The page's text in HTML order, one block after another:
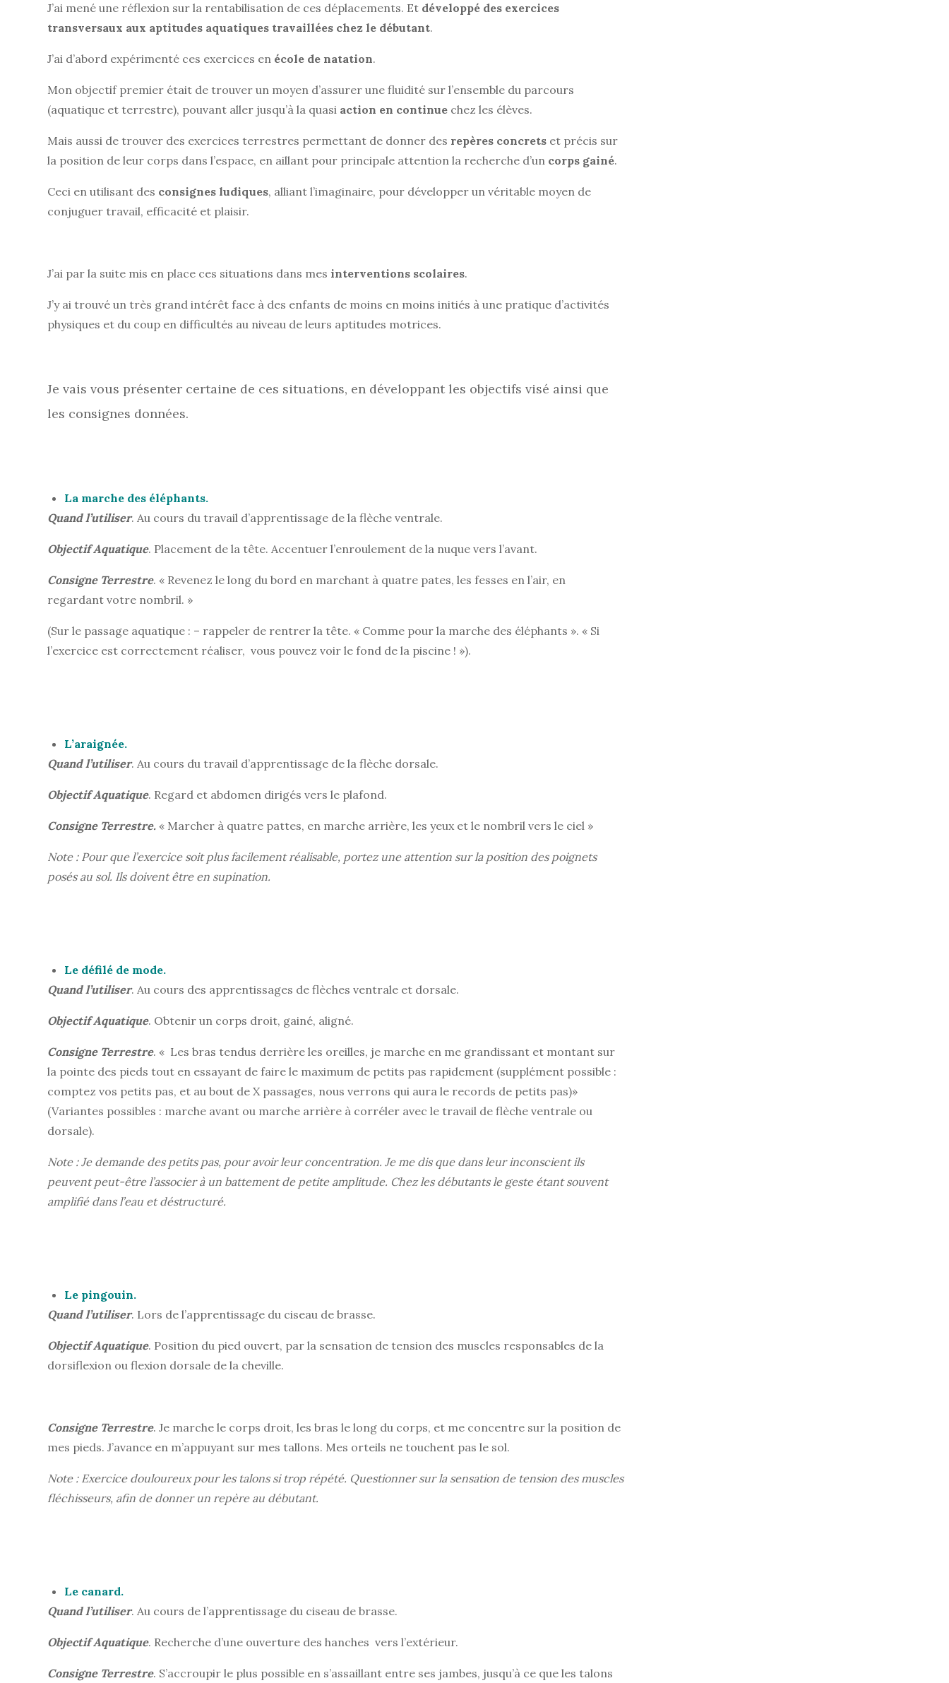
J’ai mené une réflexion sur la rentabilisation de ces déplacements. Et développé des exercices
transversaux aux aptitudes aquatiques travaillées chez le débutant.
J’ai d’abord expérimenté ces exercices en école de natation.
Mon objectif premier était de trouver un moyen d’assurer une fluidité sur l’ensemble du parcours
(aquatique et terrestre), pouvant aller jusqu’à la quasi action en continue chez les élèves.
Mais aussi de trouver des exercices terrestres permettant de donner des repères concrets et précis sur
la position de leur corps dans l’espace, en aillant pour principale attention la recherche d’un corps gainé.
Ceci en utilisant des consignes ludiques, alliant l’imaginaire, pour développer un véritable moyen de
conjuguer travail, efficacité et plaisir.
J’ai par la suite mis en place ces situations dans mes interventions scolaires.
J’y ai trouvé un très grand intérêt face à des enfants de moins en moins initiés à une pratique d’activités
physiques et du coup en difficultés au niveau de leurs aptitudes motrices.
Je vais vous présenter certaine de ces situations, en développant les objectifs visé ainsi que
les consignes données.
La marche des éléphants.
Quand l’utiliser. Au cours du travail d’apprentissage de la flèche ventrale.
Objectif Aquatique. Placement de la tête. Accentuer l’enroulement de la nuque vers l’avant.
Consigne Terrestre. « Revenez le long du bord en marchant à quatre pates, les fesses en l’air, en
regardant votre nombril. »
(Sur le passage aquatique : – rappeler de rentrer la tête. « Comme pour la marche des éléphants ». « Si
l’exercice est correctement réaliser, vous pouvez voir le fond de la piscine ! »).
L’araignée.
Quand l’utiliser. Au cours du travail d’apprentissage de la flèche dorsale.
Objectif Aquatique. Regard et abdomen dirigés vers le plafond.
Consigne Terrestre.« Marcher à quatre pattes, en marche arrière, les yeux et le nombril vers le ciel »
Note : Pour que l’exercice soit plus facilement réalisable, portez une attention sur la position des poignets
posés au sol. Ils doivent être en supination.
Le défilé de mode.
Quand l’utiliser. Au cours des apprentissages de flèches ventrale et dorsale.
Objectif Aquatique. Obtenir un corps droit, gainé, aligné.
Consigne Terrestre. « Les bras tendus derrière les oreilles, je marche en me grandissant et montant sur
la pointe des pieds tout en essayant de faire le maximum de petits pas rapidement (supplément possible :
comptez vos petits pas, et au bout de X passages, nous verrons qui aura le records de petits pas)»
(Variantes possibles : marche avant ou marche arrière à corréler avec le travail de flèche ventrale ou
dorsale).
Note : Je demande des petits pas, pour avoir leur concentration. Je me dis que dans leur inconscient ils
peuvent peut-être l’associer à un battement de petite amplitude. Chez les débutants le geste étant souvent
amplifié dans l’eau et déstructuré.
Le pingouin.
Quand l’utiliser. Lors de l’apprentissage du ciseau de brasse.
Objectif Aquatique. Position du pied ouvert, par la sensation de tension des muscles responsables de la
dorsiflexion ou flexion dorsale de la cheville.
Consigne Terrestre. Je marche le corps droit, les bras le long du corps, et me concentre sur la position de
mes pieds. J’avance en m’appuyant sur mes tallons. Mes orteils ne touchent pas le sol.
Note : Exercice douloureux pour les talons si trop répété. Questionner sur la sensation de tension des muscles
fléchisseurs, afin de donner un repère au débutant.
Le canard.
Quand l’utiliser. Au cours de l’apprentissage du ciseau de brasse.
Objectif Aquatique. Recherche d’une ouverture des hanches vers l’extérieur.
Consigne Terrestre. S’accroupir le plus possible en s’assaillant entre ses jambes, jusqu’à ce que les talons